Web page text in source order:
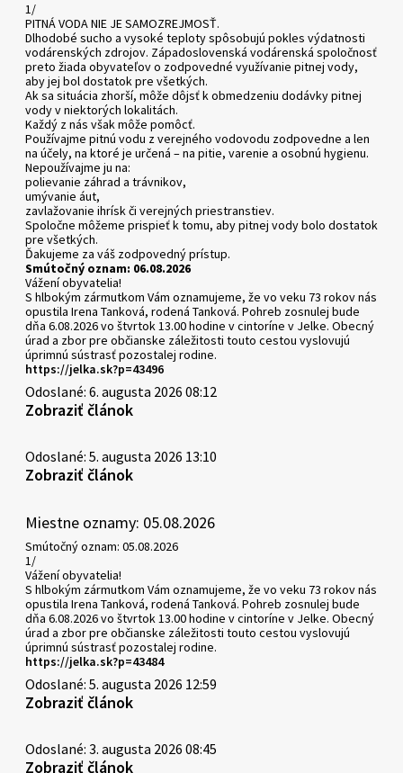
1/
PITNÁ VODA NIE JE SAMOZREJMOSŤ.
Dlhodobé sucho a vysoké teploty spôsobujú pokles výdatnosti
vodárenských zdrojov. Západoslovenská vodárenská spoločnosť
preto žiada obyvateľov o zodpovedné využívanie pitnej vody,
aby jej bol dostatok pre všetkých.
Ak sa situácia zhorší, môže dôjsť k obmedzeniu dodávky pitnej
vody v niektorých lokalitách.
Každý z nás však môže pomôcť.
Používajme pitnú vodu z verejného vodovodu zodpovedne a len
na účely, na ktoré je určená – na pitie, varenie a osobnú hygienu.
Nepoužívajme ju na:
polievanie záhrad a trávnikov,
umývanie áut,
zavlažovanie ihrísk či verejných priestranstiev.
Spoločne môžeme prispieť k tomu, aby pitnej vody bolo dostatok
pre všetkých.
Ďakujeme za váš zodpovedný prístup.
Smútočný oznam: 06.08.2026
Vážení obyvatelia!
S hlbokým zármutkom Vám oznamujeme, že vo veku 73 rokov nás
opustila Irena Tanková, rodená Tanková. Pohreb zosnulej bude
dňa 6.08.2026 vo štvrtok 13.00 hodine v cintoríne v Jelke. Obecný
úrad a zbor pre občianske záležitosti touto cestou vyslovujú
úprimnú sústrasť pozostalej rodine.
https://jelka.sk?p=43496
Odoslané: 6. augusta 2026 08:12
Zobraziť článok
Odoslané: 5. augusta 2026 13:10
Zobraziť článok
Miestne oznamy: 05.08.2026
Smútočný oznam: 05.08.2026
1/
Vážení obyvatelia!
S hlbokým zármutkom Vám oznamujeme, že vo veku 73 rokov nás
opustila Irena Tanková, rodená Tanková. Pohreb zosnulej bude
dňa 6.08.2026 vo štvrtok 13.00 hodine v cintoríne v Jelke. Obecný
úrad a zbor pre občianske záležitosti touto cestou vyslovujú
úprimnú sústrasť pozostalej rodine.
https://jelka.sk?p=43484
Odoslané: 5. augusta 2026 12:59
Zobraziť článok
Odoslané: 3. augusta 2026 08:45
Zobraziť článok